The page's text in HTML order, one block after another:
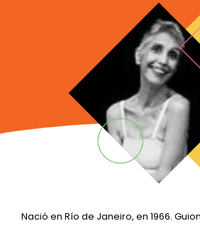
Nació en Río de Janeiro, en 1966.